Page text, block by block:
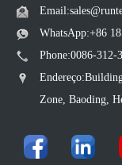
WhatsApp:+86
Phone:0086-312-
Zone, Baoding,